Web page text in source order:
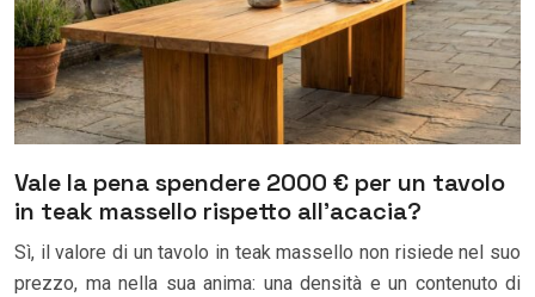
Vale la pena spendere 2000 € per un tavolo
in teak massello rispetto all’acacia?
Sì, il valore di un tavolo in teak massello non risiede nel suo
prezzo, ma nella sua anima: una densità e un contenuto di